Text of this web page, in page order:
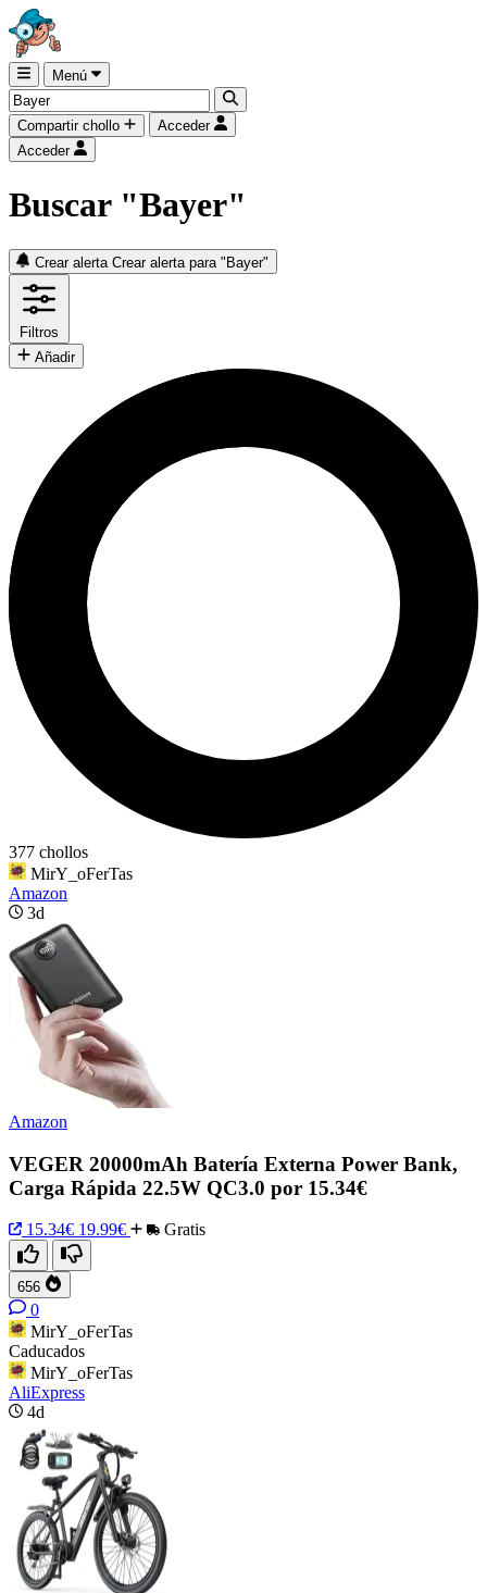
Menú
Compartir chollo
Acceder
Acceder
Buscar "Bayer"
Crear alerta Crear alerta para "Bayer"
Filtros
Añadir
377 chollos
MirY_oFerTas
Amazon
3d
Amazon
VEGER 20000mAh Batería Externa Power Bank,
Carga Rápida 22.5W QC3.0 por 15.34€
15.34€ 19.99€ Gratis
656
0
MirY_oFerTas
Caducados
MirY_oFerTas
AliExpress
4d